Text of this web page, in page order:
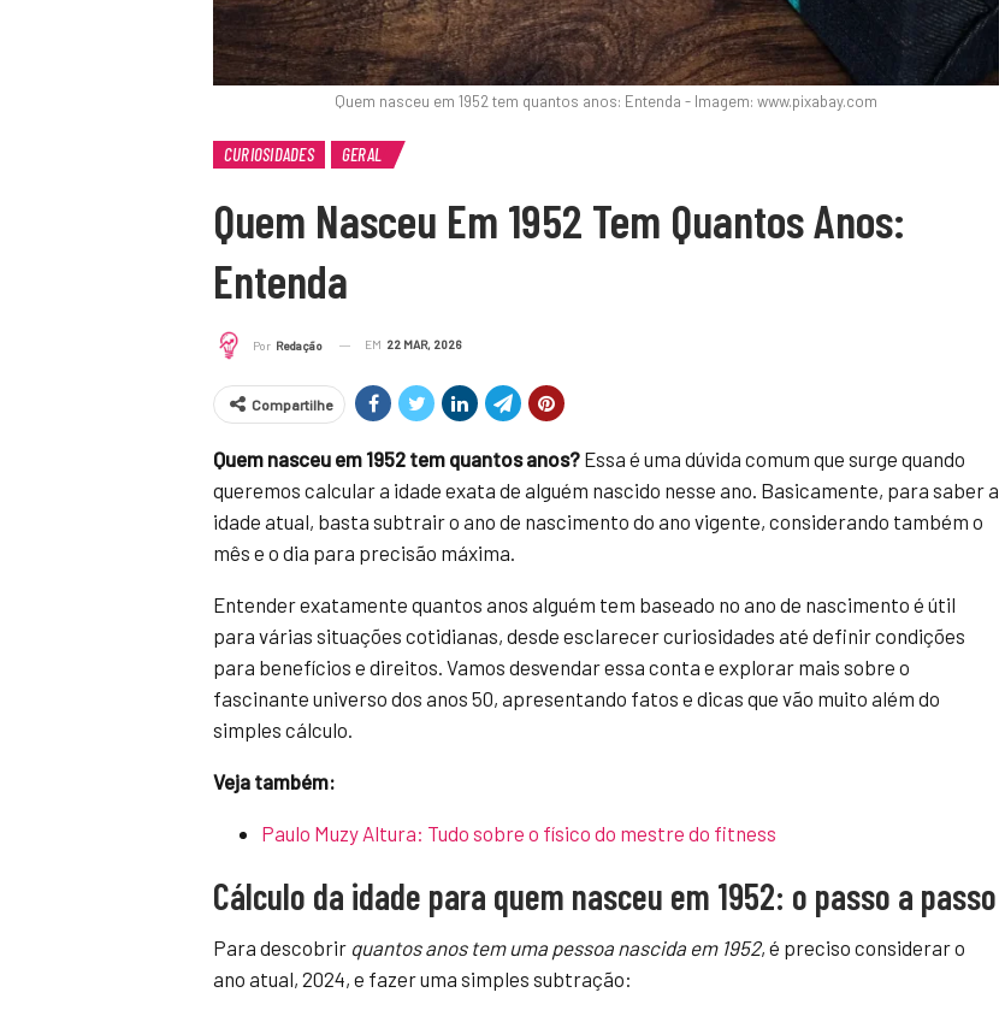
Quem nasceu em 1952 tem quantos anos: Entenda - Imagem: www.pixabay.com
CURIOSIDADES GERAL
Quem Nasceu Em 1952 Tem Quantos Anos:
Entenda
Por Redação EM 22 MAR, 2026
Compartilhe
Quem nasceu em 1952 tem quantos anos? Essa é uma dúvida comum que surge quando
queremos calcular a idade exata de alguém nascido nesse ano. Basicamente, para saber a
idade atual, basta subtrair o ano de nascimento do ano vigente, considerando também o
mês e o dia para precisão máxima.
Entender exatamente quantos anos alguém tem baseado no ano de nascimento é útil
para várias situações cotidianas, desde esclarecer curiosidades até definir condições
para benefícios e direitos. Vamos desvendar essa conta e explorar mais sobre o
fascinante universo dos anos 50, apresentando fatos e dicas que vão muito além do
simples cálculo.
Veja também:
Paulo Muzy Altura: Tudo sobre o físico do mestre do fitness
Cálculo da idade para quem nasceu em 1952: o passo a passo
Para descobrir quantos anos tem uma pessoa nascida em 1952, é preciso considerar o
ano atual, 2024, e fazer uma simples subtração: